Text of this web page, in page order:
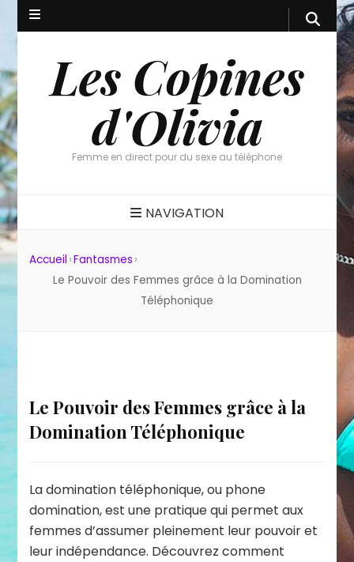
Les Copines
d'Olivia
Femme en direct pour du sexe au téléphone
NAVIGATION
Accueil ›Fantasmes ›
Le Pouvoir des Femmes grâce à la Domination
Téléphonique
Le Pouvoir des Femmes grâce à la
Domination Téléphonique
La domination téléphonique, ou phone
domination, est une pratique qui permet aux
femmes d’assumer pleinement leur pouvoir et
leur indépendance. Découvrez comment